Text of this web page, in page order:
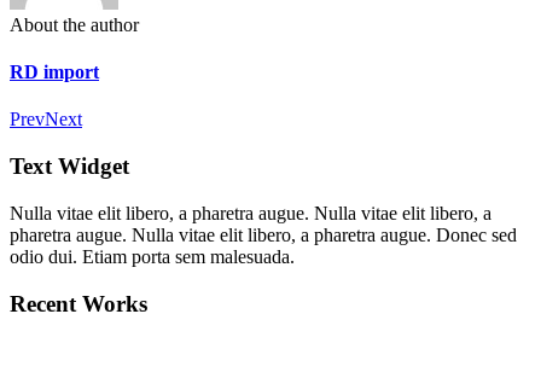
About the author
RD import
PrevNext
Text Widget
Nulla vitae elit libero, a pharetra augue. Nulla vitae elit libero, a
pharetra augue. Nulla vitae elit libero, a pharetra augue. Donec sed
odio dui. Etiam porta sem malesuada.
Recent Works